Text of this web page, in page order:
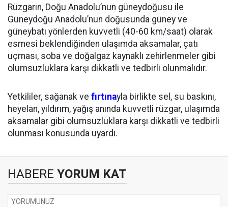
Rüzgarın, Doğu Anadolu’nun güneydoğusu ile
Güneydoğu Anadolu’nun doğusunda güney ve
güneybatı yönlerden kuvvetli (40-60 km/saat) olarak
esmesi beklendiğinden ulaşımda aksamalar, çatı
uçması, soba ve doğalgaz kaynaklı zehirlenmeler gibi
olumsuzluklara karşı dikkatli ve tedbirli olunmalıdır.
Yetkililer, sağanak ve fırtınayla birlikte sel, su baskını,
heyelan, yıldırım, yağış anında kuvvetli rüzgar, ulaşımda
aksamalar gibi olumsuzluklara karşı dikkatli ve tedbirli
olunması konusunda uyardı.
HABERE YORUM KAT